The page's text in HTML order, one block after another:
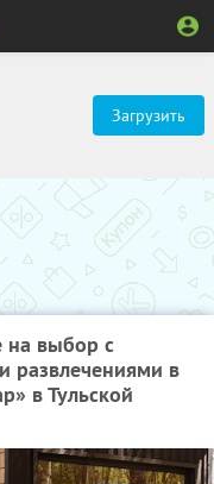
Загрузить
на выбор с
развлечениями в
в Тульской